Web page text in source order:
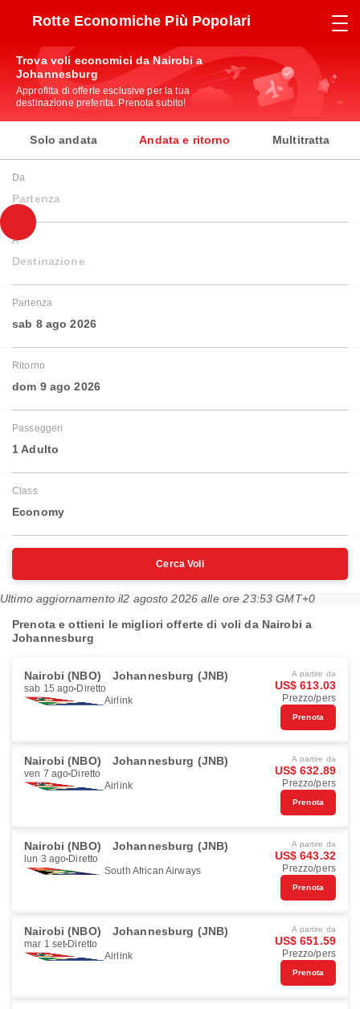
Rotte Economiche Più Popolari
Trova voli economici da Nairobi a
Johannesburg
Approfitta di offerte esclusive per la tua
destinazione preferita. Prenota subito!
Solo andata Andata e ritorno Multitratta
Da
Partenza
A
Destinazione
Partenza
sab 8 ago 2026
Ritorno
dom 9 ago 2026
Passeggeri
1 Adulto
Class
Economy
Cerca Voli
Ultimo aggiornamento il2 agosto 2026 alle ore 23:53 GMT+0
Prenota e ottieni le migliori offerte di voli da Nairobi a
Johannesburg
Nairobi (NBO) Johannesburg (JNB)
sab 15 ago Diretto
Airlink
A partire da
US$ 613.03
Prezzo/pers
Prenota
Nairobi (NBO) Johannesburg (JNB)
ven 7 ago Diretto
Airlink
A partire da
US$ 632.89
Prezzo/pers
Prenota
Nairobi (NBO) Johannesburg (JNB)
lun 3 ago Diretto
South African Airways
A partire da
US$ 643.32
Prezzo/pers
Prenota
Nairobi (NBO) Johannesburg (JNB)
mar 1 set Diretto
Airlink
A partire da
US$ 651.59
Prezzo/pers
Prenota